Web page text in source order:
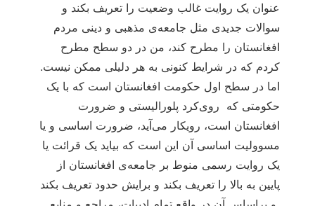
عنوان یک روایت غالب وضعیت را تعریف بکند و
سوالات جدیدی مثل جامعه‌ی مذهبی و دینی مردم
افغانستان را مطرح کند، من در دو سطح مطرح
کردم که در شرایط کنونی به هر دلیلی ممکن نیست.
اما در سطح اول حکومت افغانستان است که با یک
حکومتی که روی‌کرد پلورالیستی و ضرورت
افغانستان است، رویکار می‌آید، ضرورت اساسی و یا
مسوولیت اساسی آن این است که بیاید یک قرائت یا
یک روایت رسمی منوط بر جامعه‌ی افغانستان از
پایین به بالا را تعریف بکند و برایش حدود تعریف بکند